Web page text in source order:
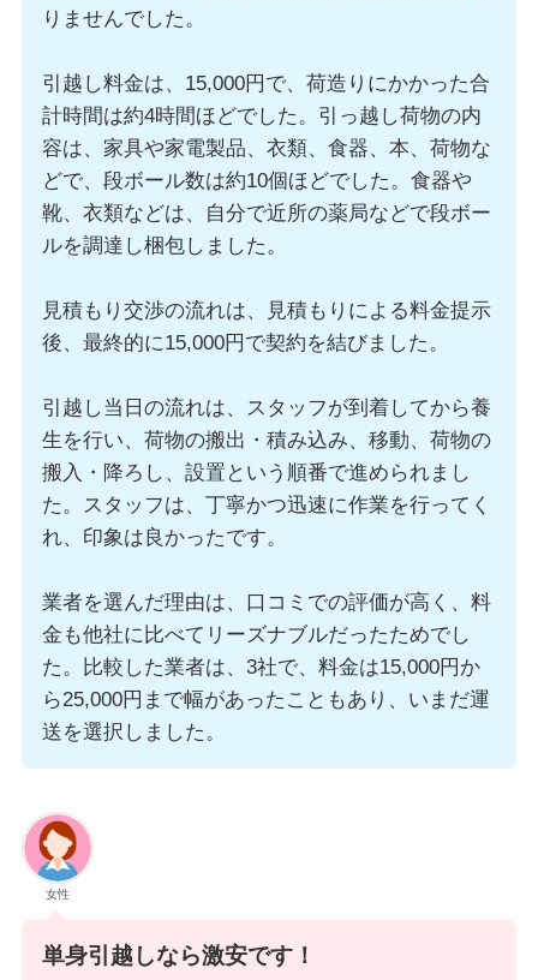
りませんでした。
引越し料金は、15,000円で、荷造りにかかった合
計時間は約4時間ほどでした。引っ越し荷物の内
容は、家具や家電製品、衣類、食器、本、荷物な
どで、段ボール数は約10個ほどでした。食器や
靴、衣類などは、自分で近所の薬局などで段ボー
ルを調達し梱包しました。
見積もり交渉の流れは、見積もりによる料金提示
後、最終的に15,000円で契約を結びました。
引越し当日の流れは、スタッフが到着してから養
生を行い、荷物の搬出・積み込み、移動、荷物の
搬入・降ろし、設置という順番で進められまし
た。スタッフは、丁寧かつ迅速に作業を行ってく
れ、印象は良かったです。
業者を選んだ理由は、口コミでの評価が高く、料
金も他社に比べてリーズナブルだったためでし
た。比較した業者は、3社で、料金は15,000円か
ら25,000円まで幅があったこともあり、いまだ運
送を選択しました。
女性
単身引越しなら激安です！